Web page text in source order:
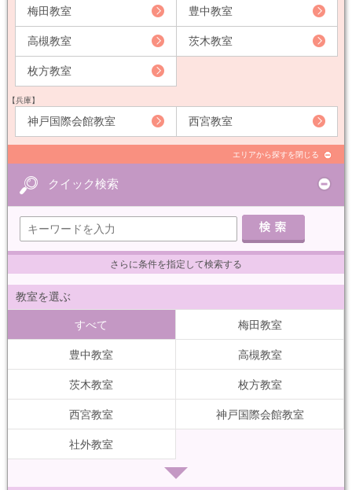
梅田教室 豊中教室
高槻教室 茨木教室
枚方教室
【兵庫】
神戸国際会館教室 西宮教室
エリアから探すを閉じる
クイック検索
さらに条件を指定して検索する
教室を選ぶ
すべて 梅田教室
豊中教室 高槻教室
茨木教室 枚方教室
西宮教室 神戸国際会館教室
社外教室